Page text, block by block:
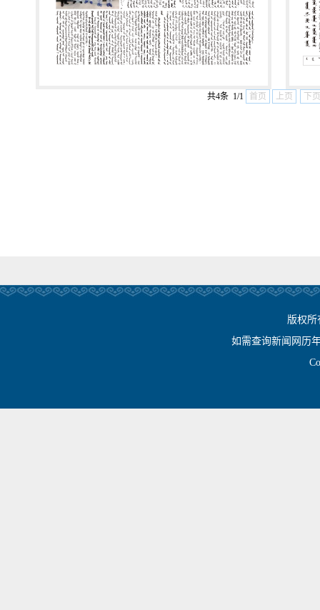
共4条 1/1 首页 上页 下页
版权
如需查询新闻网历